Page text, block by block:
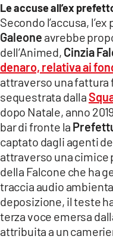
Le accuse all’ex
Secondo l’accusa,
Galeone avrebbe
dell’Animed, Cinzia
denaro, relativa ai
attraverso una fattura
sequestrata dalla
dopo Natale, anno
bar di fronte la
captato dagli agenti
attraverso una cimice
della Falcone che ha
traccia audio
deposizione, il teste
terza voce emersa
attribuita a un